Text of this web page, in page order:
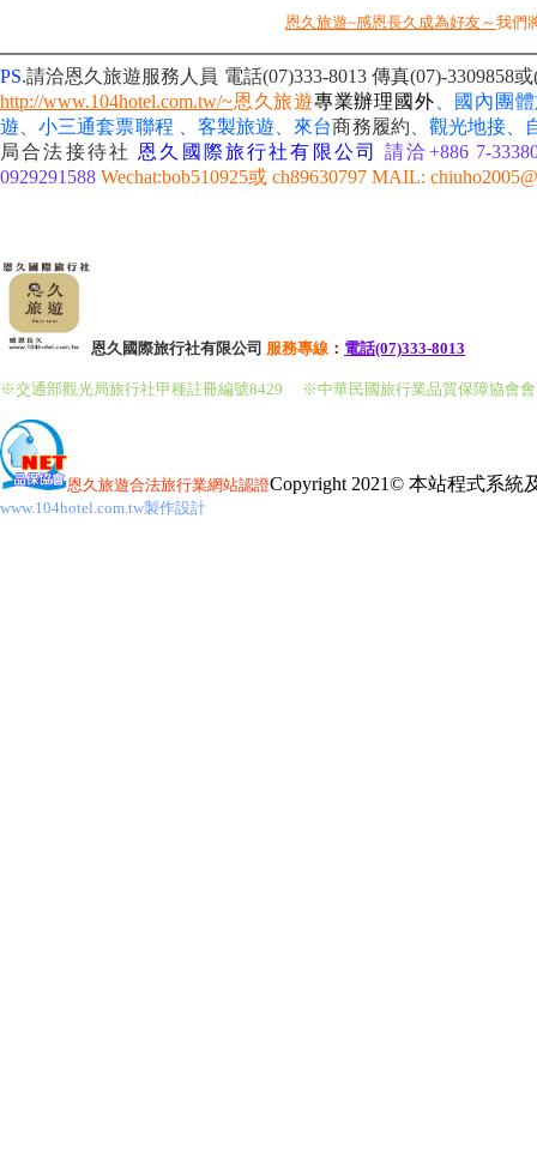
恩久旅遊~感恩長久成為好友～我們
PS.請洽恩久旅遊服務人員 電話(07)333-8013 傳真(07)-3309858
http://www.104hotel.com.tw/~恩久旅遊專業辦理國外 、國內團
遊、小三通套票聯程 、客製旅遊、來台商務履約
觀光地接、
局合法接待社 恩久國際旅行社有限公司
請洽+886 7-
0929291588 Wechat:bob510925或 ch89630797 MAIL:
恩久國際旅行社有限公司 服務專線 ： 電話(07)333-8013
※交通部觀光局旅行社甲種註冊編號8429 ※中華民國旅行業品質保障協會
恩久旅遊合法旅行業網站認證Copyright 2021© 本站程式系統
www.104hotel.com.tw製作設計